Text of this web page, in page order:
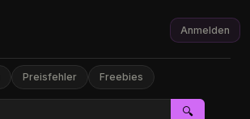
Preisfehler Freebies
🔍
Anmelden